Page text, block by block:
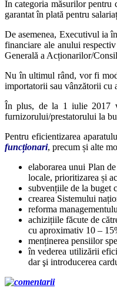
În categoria măsurilor pentru
garantat în plată pentru
De asemenea, Executivul ia
financiare ale anului
Generală a Acționarilor/
Nu în ultimul rând, vor fi
importatorii sau vânzătorii cu
În plus, de la 1 iulie 2017
furnizorului/prestatorului la
Pentru eficientizarea
funcționari, precum și alte
elaborarea unui Plan
locale, prioritizarea și
subvențiile de la buget
crearea Sistemului
reforma
achizițiile făcute de
cu aproximativ 10 –
menținerea pensiilor
în vederea utilizării
dar şi introducerea